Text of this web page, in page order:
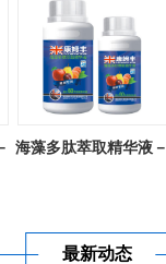
海藻多肽萃取精华液－
最新动态